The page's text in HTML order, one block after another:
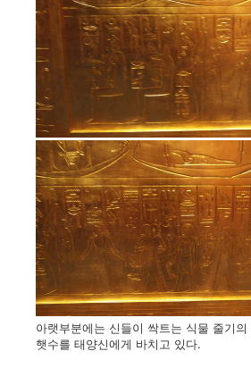
아랫부분에는 신들이 싹트는 식물 줄기
햇수를 태양신에게 바치고 있다.